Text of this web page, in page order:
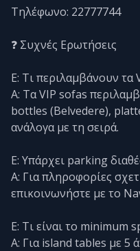
Τηλέφωνο: 22777744
❓ Συχνές Ερωτήσεις
Ε: Τι περιλαμβάνουν τα
Α: Τα VIP sofas
bottles (Belvedere),
ανάλογα με τη σειρά.
Ε: Υπάρχει parking
Α: Για πληροφορίες
επικοινωνήστε με το
Ε: Τι είναι το minimum
Α: Για island tables με 5